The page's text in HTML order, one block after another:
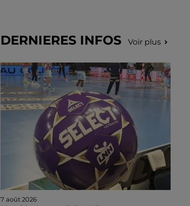
DERNIERES INFOS Voir plus
7 août 2026